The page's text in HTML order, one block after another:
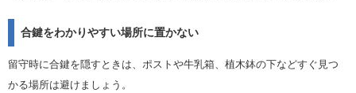
合鍵をわかりやすい場所に置かない
留守時に合鍵を隠すときは、ポストや牛乳箱、植木鉢の下などすぐ見つ
かる場所は避けましょう。